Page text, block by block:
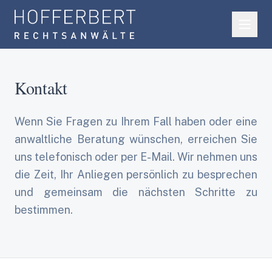
Kontakt
Wenn Sie Fragen zu Ihrem Fall haben oder eine
anwaltliche Beratung wünschen, erreichen Sie
uns telefonisch oder per E-Mail. Wir nehmen uns
die Zeit, Ihr Anliegen persönlich zu besprechen
und gemeinsam die nächsten Schritte zu
bestimmen.